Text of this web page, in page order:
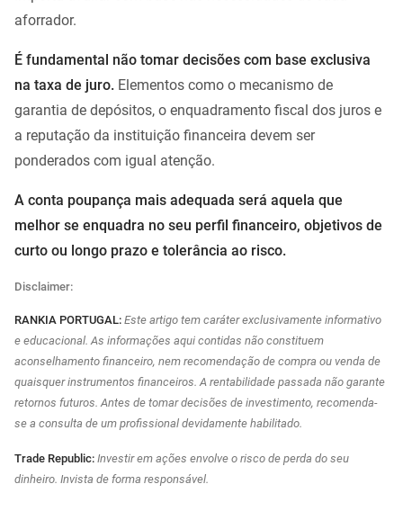
aforrador.
É fundamental não tomar decisões com base exclusiva
na taxa de juro. Elementos como o mecanismo de
garantia de depósitos, o enquadramento fiscal dos juros e
a reputação da instituição financeira devem ser
ponderados com igual atenção.
A conta poupança mais adequada será aquela que
melhor se enquadra no seu perfil financeiro, objetivos de
curto ou longo prazo e tolerância ao risco.
Disclaimer:
RANKIA PORTUGAL: Este artigo tem caráter exclusivamente informativo
e educacional. As informações aqui contidas não constituem
aconselhamento financeiro, nem recomendação de compra ou venda de
quaisquer instrumentos financeiros. A rentabilidade passada não garante
retornos futuros. Antes de tomar decisões de investimento, recomenda-
se a consulta de um profissional devidamente habilitado.
Trade Republic: Investir em ações envolve o risco de perda do seu
dinheiro. Invista de forma responsável.